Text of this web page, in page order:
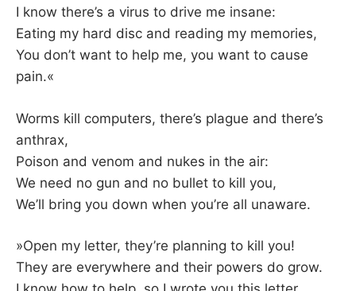
I know there’s a virus to drive me insane:
Eating my hard disc and reading my memories,
You don’t want to help me, you want to cause
pain.«
Worms kill computers, there’s plague and there’s
anthrax,
Poison and venom and nukes in the air:
We need no gun and no bullet to kill you,
We’ll bring you down when you’re all unaware.
»Open my letter, they’re planning to kill you!
They are everywhere and their powers do grow.